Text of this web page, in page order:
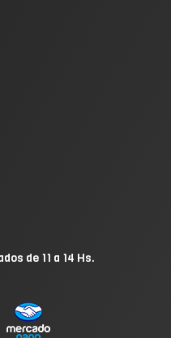
de 11 a 14 Hs.